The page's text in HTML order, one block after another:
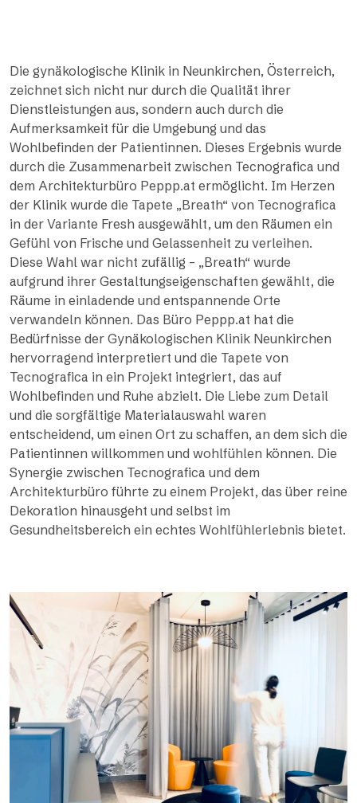
Die gynäkologische Klinik in Neunkirchen, Österreich,
zeichnet sich nicht nur durch die Qualität ihrer
Dienstleistungen aus, sondern auch durch die
Aufmerksamkeit für die Umgebung und das
Wohlbefinden der Patientinnen. Dieses Ergebnis wurde
durch die Zusammenarbeit zwischen Tecnografica und
dem Architekturbüro Peppp.at ermöglicht. Im Herzen
der Klinik wurde die Tapete „Breath“ von Tecnografica
in der Variante Fresh ausgewählt, um den Räumen ein
Gefühl von Frische und Gelassenheit zu verleihen.
Diese Wahl war nicht zufällig – „Breath“ wurde
aufgrund ihrer Gestaltungseigenschaften gewählt, die
Räume in einladende und entspannende Orte
verwandeln können. Das Büro Peppp.at hat die
Bedürfnisse der Gynäkologischen Klinik Neunkirchen
hervorragend interpretiert und die Tapete von
Tecnografica in ein Projekt integriert, das auf
Wohlbefinden und Ruhe abzielt. Die Liebe zum Detail
und die sorgfältige Materialauswahl waren
entscheidend, um einen Ort zu schaffen, an dem sich die
Patientinnen willkommen und wohlfühlen können. Die
Synergie zwischen Tecnografica und dem
Architekturbüro führte zu einem Projekt, das über reine
Dekoration hinausgeht und selbst im
Gesundheitsbereich ein echtes Wohlfühlerlebnis bietet.